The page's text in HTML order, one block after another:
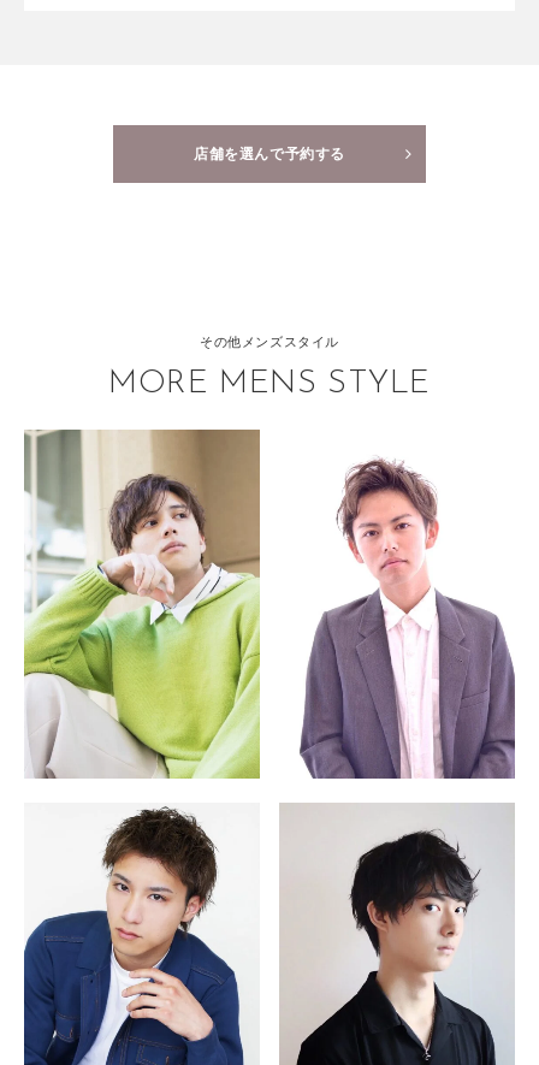
店舗を選んで予約する
その他メンズスタイル
MORE MENS STYLE